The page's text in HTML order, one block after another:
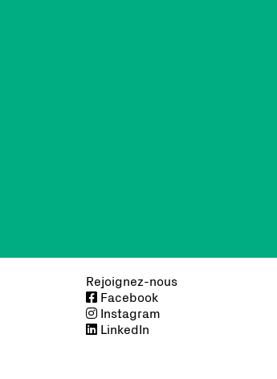
Rejoignez-nous
Facebook
Instagram
LinkedIn